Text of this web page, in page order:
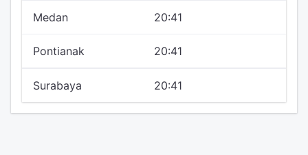
Medan 20:41
Pontianak 20:41
Surabaya 20:41